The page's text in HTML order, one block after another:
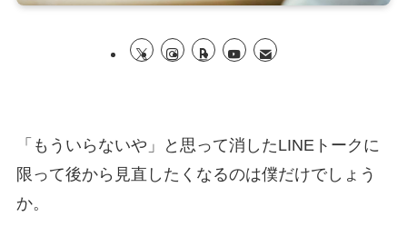
「もういらないや」と思って消したLINEトークに
限って後から見直したくなるのは僕だけでしょう
か。